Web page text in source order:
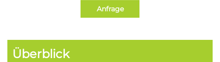
Anfrage
Überblick